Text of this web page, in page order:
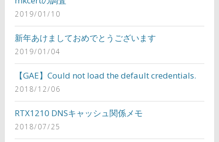
2019/01/10
新年あけましておめでとうございます
2019/01/04
【GAE】Could not load the default credentials.
2018/12/06
RTX1210 DNSキャッシュ関係メモ
2018/07/25